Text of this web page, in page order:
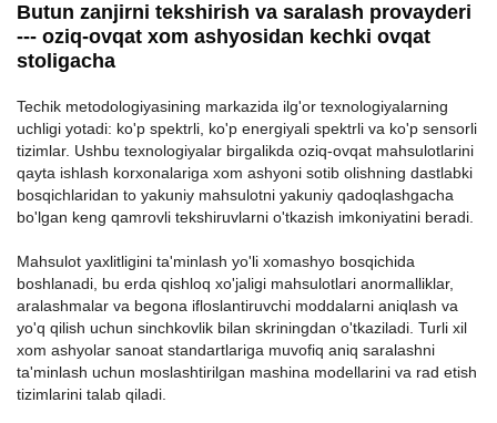
Butun zanjirni tekshirish va saralash provayderi
--- oziq-ovqat xom ashyosidan kechki ovqat
stoligacha
Techik metodologiyasining markazida ilg'or texnologiyalarning
uchligi yotadi: ko'p spektrli, ko'p energiyali spektrli va ko'p sensorli
tizimlar. Ushbu texnologiyalar birgalikda oziq-ovqat mahsulotlarini
qayta ishlash korxonalariga xom ashyoni sotib olishning dastlabki
bosqichlaridan to yakuniy mahsulotni yakuniy qadoqlashgacha
bo'lgan keng qamrovli tekshiruvlarni o'tkazish imkoniyatini beradi.
Mahsulot yaxlitligini ta'minlash yo'li xomashyo bosqichida
boshlanadi, bu erda qishloq xo'jaligi mahsulotlari anormalliklar,
aralashmalar va begona ifloslantiruvchi moddalarni aniqlash va
yo'q qilish uchun sinchkovlik bilan skriningdan o'tkaziladi. Turli xil
xom ashyolar sanoat standartlariga muvofiq aniq saralashni
ta'minlash uchun moslashtirilgan mashina modellarini va rad etish
tizimlarini talab qiladi.